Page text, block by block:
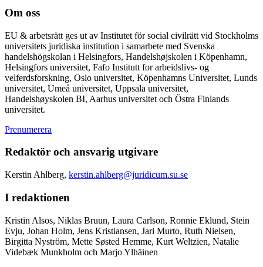
Om oss
EU & arbetsrätt ges ut av Institutet för social civilrätt vid Stockholms
universitets juridiska institution i samarbete med Svenska
handelshögskolan i Helsingfors, Handelshøjskolen i Köpenhamn,
Helsingfors universitet, Fafo Institutt for arbeidslivs- og
velferdsforskning, Oslo universitet, Köpenhamns Universitet, Lunds
universitet, Umeå universitet, Uppsala universitet,
Handelshøyskolen BI, Aarhus universitet och Östra Finlands
universitet.
Prenumerera
Redaktör och ansvarig utgivare
Kerstin Ahlberg, kerstin.ahlberg@juridicum.su.se
I redaktionen
Kristin Alsos, Niklas Bruun, Laura Carlson, Ronnie Eklund, Stein
Evju, Johan Holm, Jens Kristiansen, Jari Murto, Ruth Nielsen,
Birgitta Nyström, Mette Søsted Hemme, Kurt Weltzien, Natalie
Videbæk Munkholm och Marjo Ylhäinen